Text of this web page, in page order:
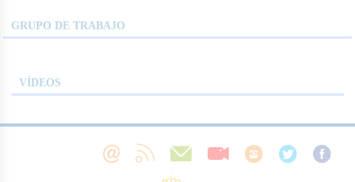
GRUPO DE TRABAJO
VÍDEOS